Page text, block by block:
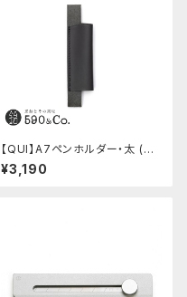
【QUI】A7ペンホルダー・太 (ブ
ラック)
¥3,190